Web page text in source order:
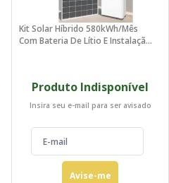
Kit Solar Híbrido 580kWh/mês
Com Bateria De Lítio E Instalação -
Produto Indisponível
Insira seu e-mail para ser avisado
Avise-me